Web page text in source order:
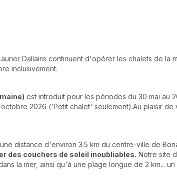
Dallaire continuent d'opérer les chalets de la
inclusivement.
est introduit pour les périodes du 30 mai au
2026 ('Petit chalet' seulement).Au plaisir de
distance d'environ 3.5 km du centre-ville de
des couchers de soleil inoubliables. Notre site
la mer, ainsi qu'à une plage longue de 2 km...